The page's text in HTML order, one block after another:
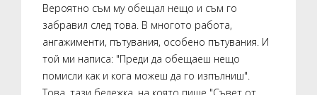
Вероятно съм му обещал нещо и съм го
забравил след това. В многото работа,
ангажименти, пътувания, особено пътувания. И
той ми написа: "Преди да обещаеш нещо
помисли как и кога можеш да го изпълниш".
Това, тази бележка, на която пише "Съвет от